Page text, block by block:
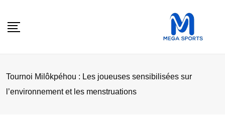
Tournoi Milôkpéhou : Les joueuses sensibilisées sur
l’environnement et les menstruations